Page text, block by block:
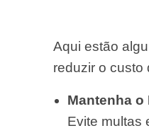
Aqui estão
reduzir o custo
Mantenha
Evite multas